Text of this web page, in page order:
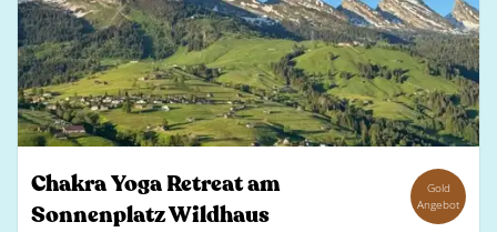
Chakra Yoga Retreat am
Sonnenplatz Wildhaus
Gold
Angebot